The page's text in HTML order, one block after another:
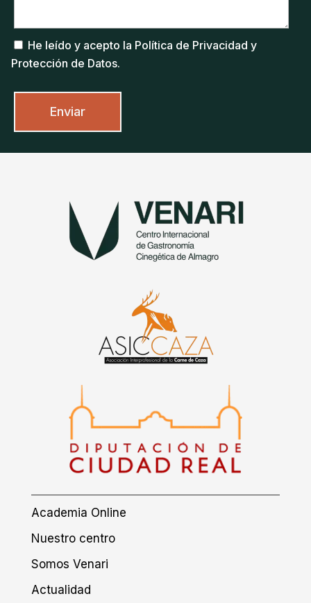
He leído y acepto la Política de Privacidad y
Protección de Datos.
Academia Online
Nuestro centro
Somos Venari
Actualidad